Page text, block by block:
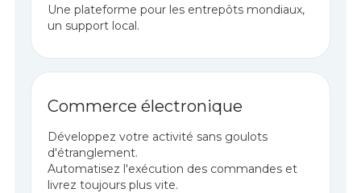
Une plateforme pour les entrepôts mondiaux,
un support local.
Commerce électronique
Développez votre activité sans goulots
d'étranglement.
Automatisez l'exécution des commandes et
livrez toujours plus vite.